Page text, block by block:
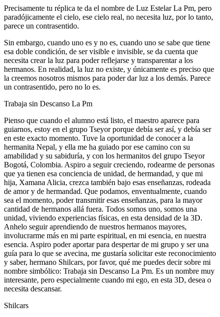
Precisamente tu réplica te da el nombre de Luz Estelar La Pm, pero
paradójicamente el cielo, ese cielo real, no necesita luz, por lo tanto,
parece un contrasentido.
Sin embargo, cuando uno es y no es, cuando uno se sabe que tiene
esa doble condición, de ser visible e invisible, se da cuenta que
necesita crear la luz para poder reflejarse y transparentar a los
hermanos. En realidad, la luz no existe, y únicamente es preciso que
la creemos nosotros mismos para poder dar luz a los demás. Parece
un contrasentido, pero no lo es.
Trabaja sin Descanso La Pm
Pienso que cuando el alumno está listo, el maestro aparece para
guiarnos, estoy en el grupo Tseyor porque debía ser así, y debía ser
en este exacto momento. Tuve la oportunidad de conocer a la
hermanita Nepal, y ella me ha guiado por ese camino con su
amabilidad y su sabiduría, y con los hermanitos del grupo Tseyor
Bogotá, Colombia. Aspiro a seguir creciendo, rodearme de personas
que ya tienen esa conciencia de unidad, de hermandad, y que mi
hija, Xamana Alicia, crezca también bajo esas enseñanzas, rodeada
de amor y de hermandad. Que podamos, enventualmente, cuando
sea el momento, poder transmitir esas enseñanzas, para la mayor
cantidad de hermanos allá fuera. Todos somos uno, somos una
unidad, viviendo experiencias físicas, en esta densidad de la 3D.
Anhelo seguir aprendiendo de nuestros hermanos mayores,
involucrarme más en mi parte espiritual, en mi esencia, en nuestra
esencia. Aspiro poder aportar para despertar de mi grupo y ser una
guía para lo que se avecina, me gustaría solicitar este reconocimiento
y saber, hermano Shilcars, por favor, qué me puedes decir sobre mi
nombre simbólico: Trabaja sin Descanso La Pm. Es un nombre muy
interesante, pero especialmente cuando mi ego, en esta 3D, desea o
necesita descansar.
Shilcars